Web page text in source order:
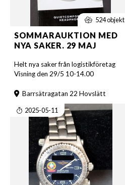
524 objekt
SOMMARAUKTION MED
NYA SAKER. 29 MAJ
Helt nya saker från logistikföretag
Visning den 29/5 10-14.00
Barrsätragatan 22 Hovslätt
2025-05-11